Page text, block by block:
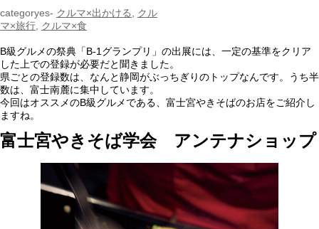
クルマ×出かける
クル
マ×旅行 クルマ×食
B級グルメの祭典「B-1グランプリ」の出展には、一定の基準をクリア
した上での登録が必要だと聞きました。
県ごとの登録数は、なんと静岡がぶっちぎりのトップなんです。うち半
数は、富士南麓に集中しています。
今回はオススメのB級グルメである、富士宮やきそばのお店をご紹介し
ますね。
富士宮やきそば学会 アンテナショップ